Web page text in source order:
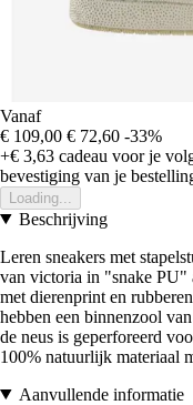
Vanaf
€ 109,00 € 72,60 -33%
+€ 3,63 cadeau voor je
bevestiging van je
Loading...
Beschrijving
Leren sneakers met
van victoria in "snake PU"
met dierenprint en
hebben een binnenzool
de neus is geperforeerd
100% natuurlijk materiaal
Aanvullende informatie